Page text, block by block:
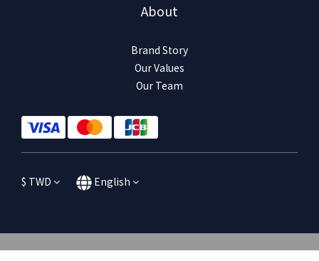
About
Brand Story
Our Values
Our Team
$ TWD English